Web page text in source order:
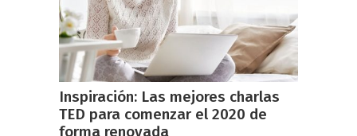
Inspiración: Las mejores charlas
TED para comenzar el 2020 de
forma renovada